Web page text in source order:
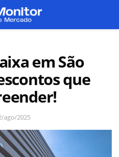
em São
que
ago/2025